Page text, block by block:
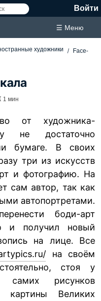
Войти
☰ Меню
художники
Face-
1 мин
от художника-
не достаточно
бумаге. В своих
три из искусств
и фотографию. На
сам автор, так как
автопортретами.
боди-арт
и получил новый
на лице. Все
на своём
стоя у
самих рисунков
картины Великих